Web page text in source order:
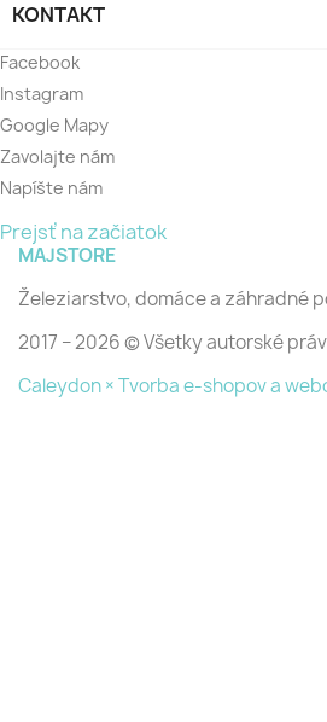
KONTAKT
Facebook
Instagram
Google Mapy
Zavolajte nám
Napíšte nám
Prejsť na začiatok
MAJSTORE
Železiarstvo, domáce a záhradné
2017 − 2026 © Všetky autorské
Caleydon × Tvorba e-shopov a